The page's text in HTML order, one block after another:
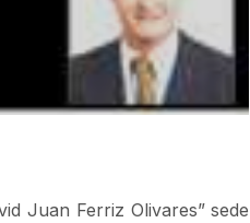
Juan Ferriz Olivares” sede